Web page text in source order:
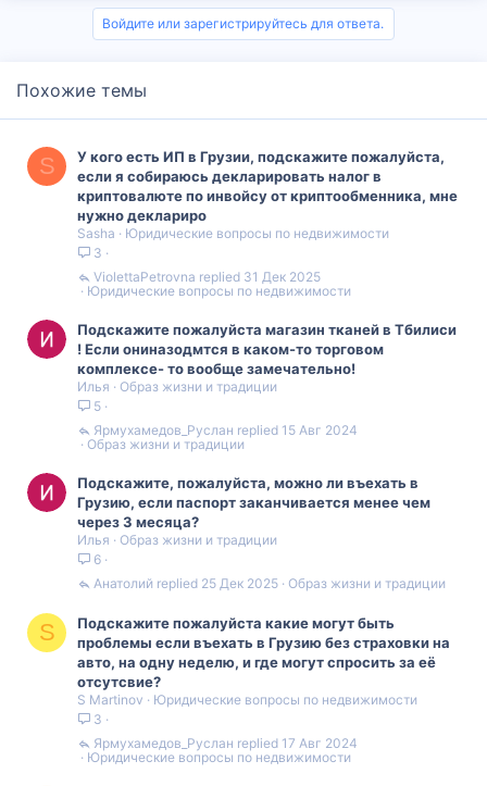
Войдите или зарегистрируйтесь для ответа.
Похожие темы
S
У кого есть ИП в Грузии, подскажите пожалуйста,
если я собираюсь декларировать налог в
криптовалюте по инвойсу от криптообменника, мне
нужно деклариро
Sasha
Юридические вопросы по недвижимости
3
Юридические вопросы по недвижимости
31 Дек 2025
ViolettaPetrovna
Подскажите пожалуйста магазин тканей в Тбилиси
! Если ониназодмтся в каком-то торговом
комплексе- то вообще замечательно!
Илья
Образ жизни и традиции
5
Образ жизни и традиции
15 Авг 2024
Ярмухамедов_Руслан
Подскажите, пожалуйста, можно ли въехать в
Грузию, если паспорт заканчивается менее чем
через 3 месяца?
Илья
Образ жизни и традиции
6
Образ жизни и традиции
25 Дек 2025
Анатолий
S
Подскажите пожалуйста какие могут быть
проблемы если въехать в Грузию без страховки на
авто, на одну неделю, и где могут спросить за её
отсутсвие?
S Martinov
Юридические вопросы по недвижимости
3
Юридические вопросы по недвижимости
17 Авг 2024
Ярмухамедов_Руслан